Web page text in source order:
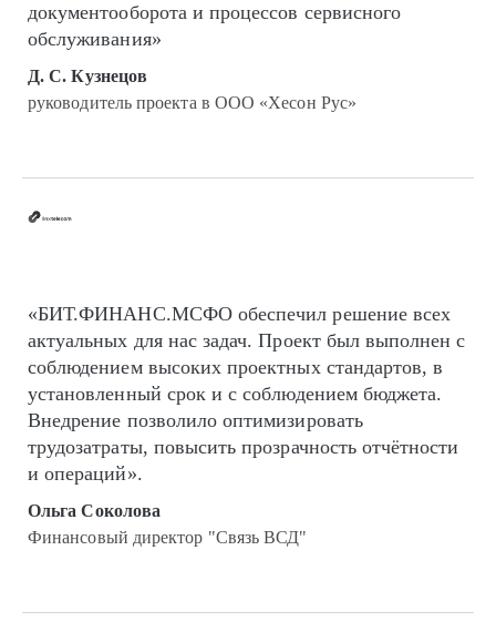
документооборота и процессов сервисного
обслуживания»
Д. С. Кузнецов
руководитель проекта в ООО «Хесон Рус»
«БИТ.ФИНАНС.МСФО обеспечил решение всех
актуальных для нас задач. Проект был выполнен с
соблюдением высоких проектных стандартов, в
установленный срок и с соблюдением бюджета.
Внедрение позволило оптимизировать
трудозатраты, повысить прозрачность отчётности
и операций».
Ольга Соколова
Финансовый директор "Связь ВСД"